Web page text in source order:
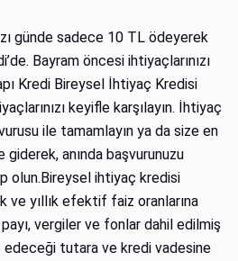
günde sadece 10 TL ödeyerek
Bayram öncesi ihtiyaçlarınızı
Kredi Bireysel İhtiyaç Kredisi
keyifle karşılayın. İhtiyaç
ile tamamlayın ya da size en
giderek, anında başvurunuzu
olun.Bireysel ihtiyaç kredisi
ve yıllık efektif faiz oranlarına
vergiler ve fonlar dahil edilmiş
edeceği tutara ve kredi vadesine